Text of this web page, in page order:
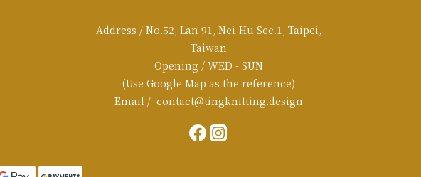
Address / No.52, Lan 91, Nei-Hu Sec.1, Taipei,
Taiwan
Opening / WED - SUN
(Use Google Map as the reference)
Email / contact@tingknitting.design